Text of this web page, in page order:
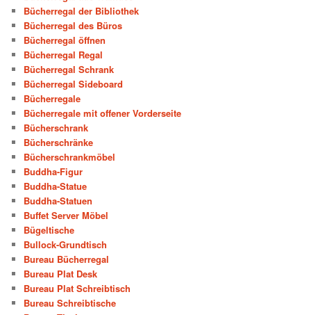
Bücherregal der Bibliothek
Bücherregal des Büros
Bücherregal öffnen
Bücherregal Regal
Bücherregal Schrank
Bücherregal Sideboard
Bücherregale
Bücherregale mit offener Vorderseite
Bücherschrank
Bücherschränke
Bücherschrankmöbel
Buddha-Figur
Buddha-Statue
Buddha-Statuen
Buffet Server Möbel
Bügeltische
Bullock-Grundtisch
Bureau Bücherregal
Bureau Plat Desk
Bureau Plat Schreibtisch
Bureau Schreibtische